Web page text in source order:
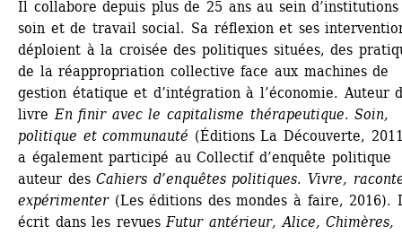
Il collabore depuis plus de 25 ans au sein
soin et de travail social. Sa réflexion et ses
déploient à la croisée des politiques situées, des
de la réappropriation collective face aux machines de
gestion étatique et d’intégration à l’économie. Auteur
livre En finir avec le capitalisme thérapeutique. Soin,
politique et communauté (Éditions La Découverte,
a également participé au Collectif d’enquête politique
auteur des Cahiers d’enquêtes politiques. Vivre,
expérimenter(Les éditions des mondes à faire, 2016).
écrit dans les revues Futur antérieur, Alice, Chimères,